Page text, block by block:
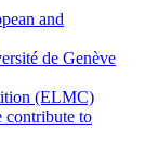
and
de Genève
(ELMC)
contribute to